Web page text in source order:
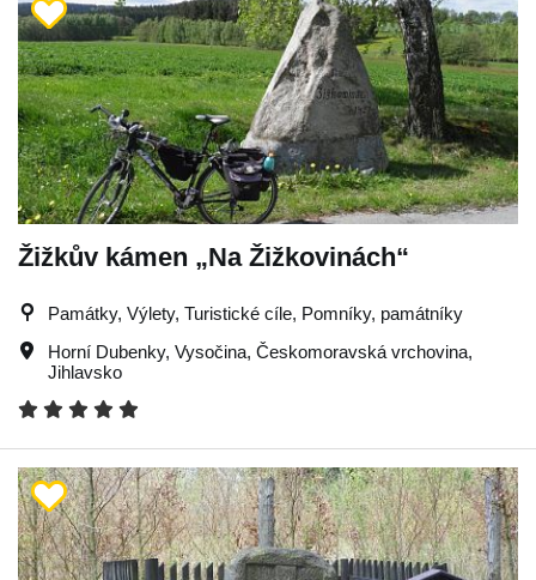
Žižkův kámen „Na Žižkovinách“
Památky, Výlety, Turistické cíle, Pomníky, památníky
Horní Dubenky, Vysočina, Českomoravská vrchovina,
Jihlavsko